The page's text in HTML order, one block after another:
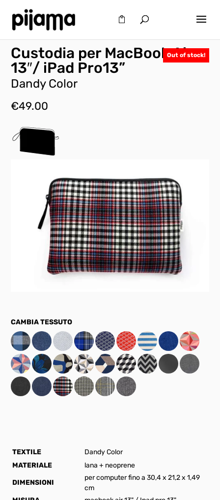
Out of stock!
Custodia per MacBook Air
13″/ iPad Pro13”
Dandy Color
€49.00
TEXTILE
Dandy Color
MATERIALE
lana + neoprene
DIMENSIONI
per computer fino a 30,4 x 21,2 x 1,49
cm